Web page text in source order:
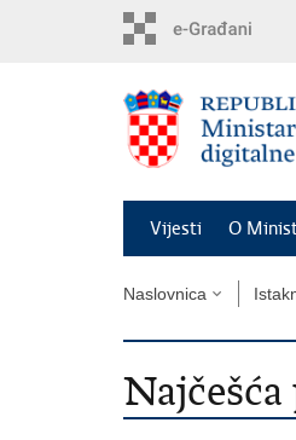
Vijesti O
Naslovnica